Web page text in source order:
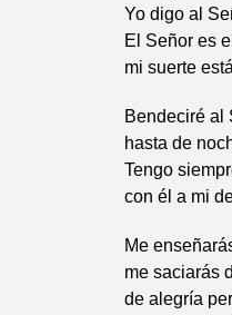
Yo digo al
El Señor es
mi suerte
Bendeciré al
hasta de
Tengo
con él a mi
Me
me saciarás
de alegría